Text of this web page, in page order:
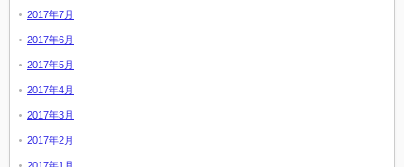
2017年7月
2017年6月
2017年5月
2017年4月
2017年3月
2017年2月